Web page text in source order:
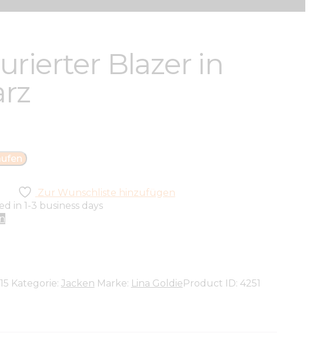
Blazer in
Zur Wunschliste hinzufügen
in 1-3 business days
Kategorie: Jacken Marke: Lina Goldie Product ID: 4251